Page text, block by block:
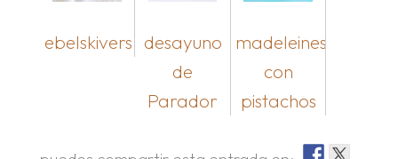
ebelskivers desayuno
de
Parador
madeleines
con
pistachos